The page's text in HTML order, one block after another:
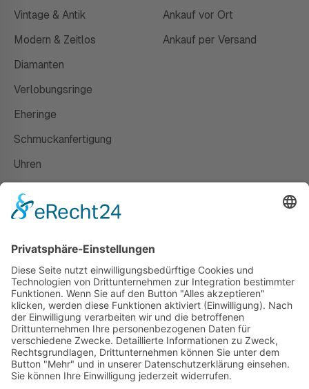
Vintage & Antik
Modern & Zeitlos
Diamanten
Verlobungsringe
Eheringe
Schmuckanfertigung
Uhren
Ankauf vor Ort
Ankauf per Versand
Susanne Steiger
Geschäfte
Newsletter
Kontakt